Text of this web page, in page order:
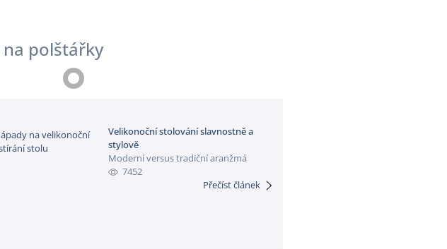
Prostírání
Prostěradla
polštářky
Velikonoční stolování slavnostně a
stylově
Moderní versus tradiční aranžmá
7452
Přečíst článek